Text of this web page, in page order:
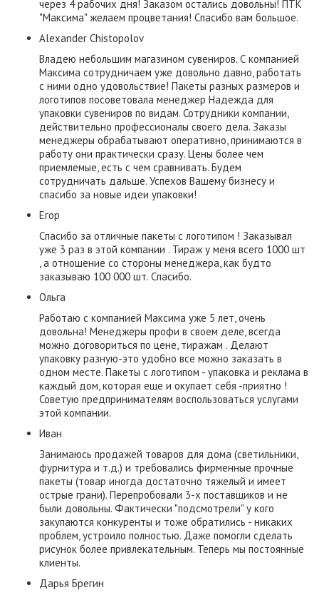
через 4 рабочих дня! Заказом остались довольны! ПТК
"Максима" желаем процветания! Спасибо вам большое.
Alexander Chistopolov
Владею небольшим магазином сувениров. С компанией
Максима сотрудничаем уже довольно давно, работать
с ними одно удовольствие! Пакеты разных размеров и
логотипов посоветовала менеджер Надежда для
упаковки сувениров по видам. Сотрудники компании,
действительно профессионалы своего дела. Заказы
менеджеры обрабатывают оперативно, принимаются в
работу они практически сразу. Цены более чем
приемлемые, есть с чем сравнивать. Будем
сотрудничать дальше. Успехов Вашему бизнесу и
спасибо за новые идеи упаковки!
Егор
Спасибо за отличные пакеты с логотипом ! Заказывал
уже 3 раз в этой компании . Тираж у меня всего 1000 шт
, а отношение со стороны менеджера, как будто
заказываю 100 000 шт. Спасибо.
Ольга
Работаю с компанией Максима уже 5 лет, очень
довольна! Менеджеры профи в своем деле, всегда
можно договориться по цене, тиражам . Делают
упаковку разную-это удобно все можно заказать в
одном месте. Пакеты с логотипом - упаковка и реклама в
каждый дом, которая еще и окупает себя -приятно !
Советую предпринимателям воспользоваться услугами
этой компании.
Иван
Занимаюсь продажей товаров для дома (светильники,
фурнитура и т.д.) и требовались фирменные прочные
пакеты (товар иногда достаточно тяжелый и имеет
острые грани). Перепробовали 3-х поставщиков и не
были довольны. Фактически "подсмотрели" у кого
закупаются конкуренты и тоже обратились - никаких
проблем, устроило полностью. Даже помогли сделать
рисунок более привлекательным. Теперь мы постоянные
клиенты.
​Дарья Брегин